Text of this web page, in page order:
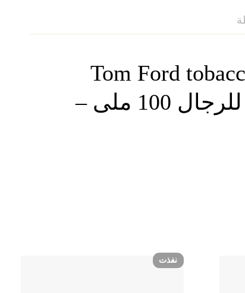
Tom Ford
FORD توم فورد توباكو فانيلا او دي بيرفيوم تيستر عطر للرجال 100 ملى –
نفذت